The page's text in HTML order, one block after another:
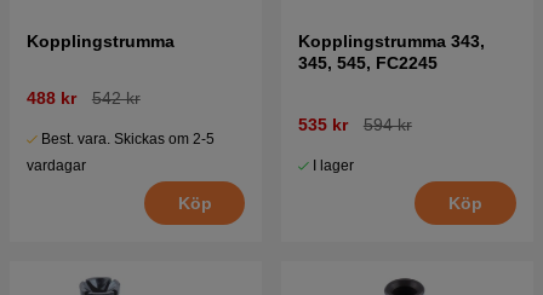
Kopplingstrumma
488 kr 542 kr
Best. vara. Skickas om 2-5
vardagar
Köp
Kopplingstrumma 343,
345, 545, FC2245
535 kr 594 kr
I lager
Köp